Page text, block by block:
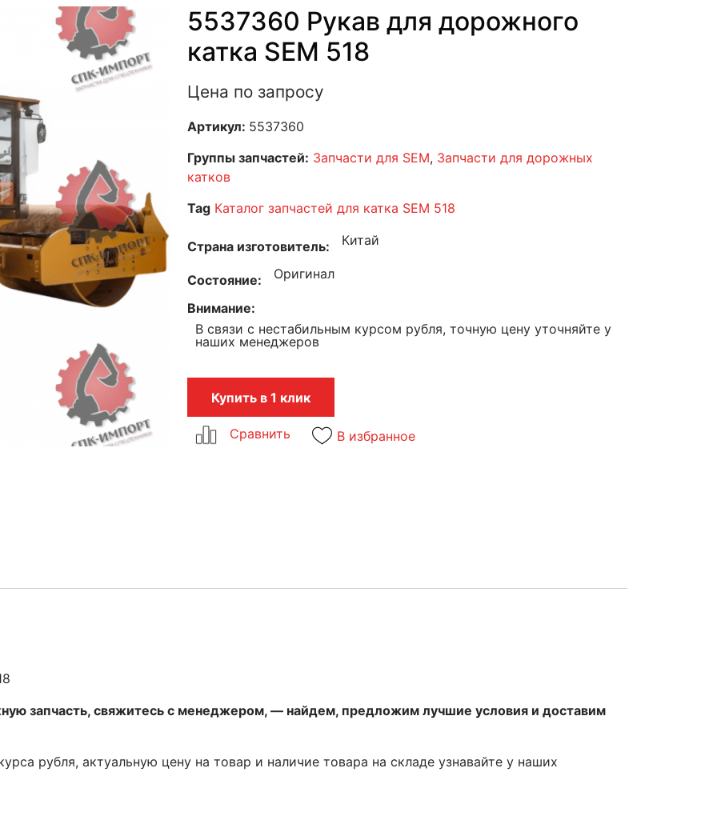
5537360 Рукав для дорожного
катка SEM 518
Цена по запросу
Артикул: 5537360
Группы запчастей: Запчасти для SEM, Запчасти для дорожных
катков
Tag Каталог запчастей для катка SEM 518
Страна изготовитель Китай
Состояние Оригинал
Внимание
В связи с нестабильным курсом рубля, точную цену уточняйте у
наших менеджеров
Купить в 1 клик
В избранное
запчасть, свяжитесь с менеджером, — найдем, предложим лучшие условия и доставим
рубля, актуальную цену на товар и наличие товара на складе узнавайте у наших